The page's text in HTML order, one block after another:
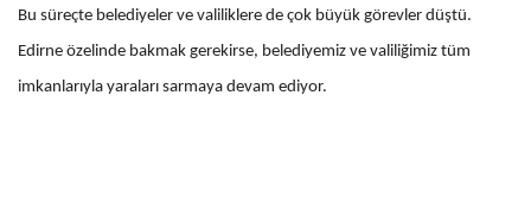
Bu süreçte belediyeler ve valiliklere de çok büyük görevler düştü.
Edirne özelinde bakmak gerekirse, belediyemiz ve valiliğimiz tüm
imkanlarıyla yaraları sarmaya devam ediyor.